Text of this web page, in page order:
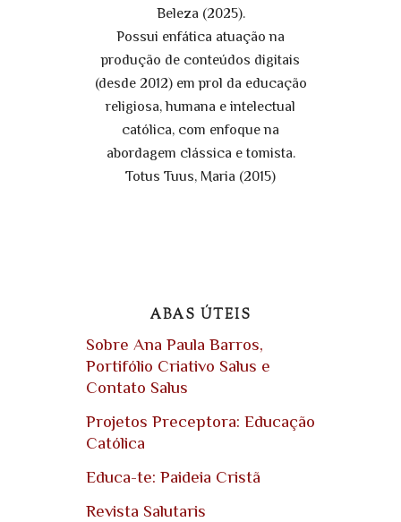
Beleza (2025).
Possui enfática atuação na
produção de conteúdos digitais
(desde 2012) em prol da educação
religiosa, humana e intelectual
católica, com enfoque na
abordagem clássica e tomista.
Totus Tuus, Maria (2015)
ABAS ÚTEIS
Sobre Ana Paula Barros,
Portifólio Criativo Salus e
Contato Salus
Projetos Preceptora: Educação
Católica
Educa-te: Paideia Cristã
Revista Salutaris